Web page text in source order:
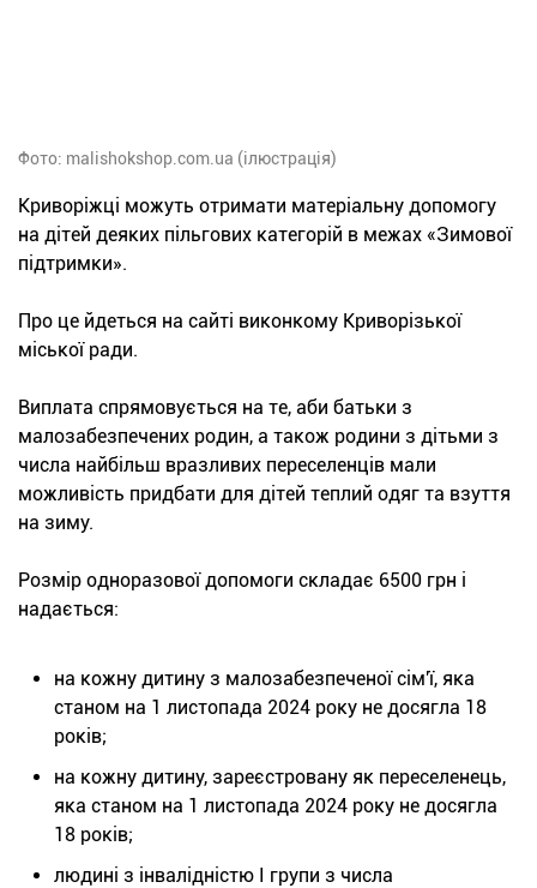
Фото: malishokshop.com.ua (ілюстрація)
Криворіжці можуть отримати матеріальну допомогу
на дітей деяких пільгових категорій в межах «Зимової
підтримки».
Про це йдеться на сайті виконкому Криворізької
міської ради.
Виплата спрямовується на те, аби батьки з
малозабезпечених родин, а також родини з дітьми з
числа найбільш вразливих переселенців мали
можливість придбати для дітей теплий одяг та взуття
на зиму.
Розмір одноразової допомоги складає 6500 грн і
надається:
на кожну дитину з малозабезпеченої сім'ї, яка
станом на 1 листопада 2024 року не досягла 18
років;
на кожну дитину, зареєстровану як переселенець,
яка станом на 1 листопада 2024 року не досягла
18 років;
людині з інвалідністю І групи з числа